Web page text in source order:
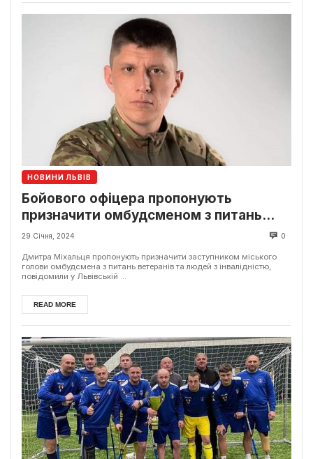
НОВИНИ ЛЬВІВ
Бойового офіцера пропонують
призначити омбудсменом з питань
ветеранів у Львові
29 Січня, 2024 0
Дмитра Міхальця пропонують призначити заступником міського
голови омбудсмена з питань ветеранів та людей з інвалідністю,
повідомили у Львівській ...
READ MORE